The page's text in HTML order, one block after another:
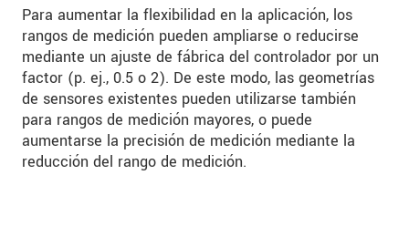
Para aumentar la flexibilidad en la aplicación, los
rangos de medición pueden ampliarse o reducirse
mediante un ajuste de fábrica del controlador por un
factor (p. ej., 0.5 o 2). De este modo, las geometrías
de sensores existentes pueden utilizarse también
para rangos de medición mayores, o puede
aumentarse la precisión de medición mediante la
reducción del rango de medición.